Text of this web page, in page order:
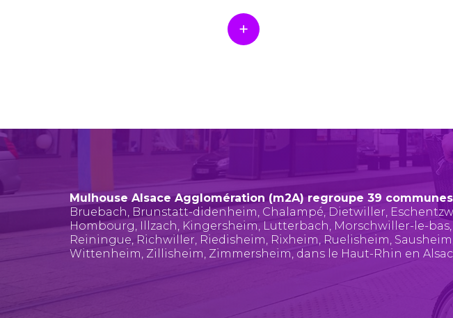
Mulhouse Alsace Agglomération (m2A) regroupe 39
Bruebach, Brunstatt-didenheim, Chalampé, Dietwiller,
Hombourg, Illzach, Kingersheim, Lutterbach, Morschwiller-le-bas
Reiningue, Richwiller, Riedisheim, Rixheim, Ruelisheim, Sausheim
Wittenheim, Zillisheim, Zimmersheim, dans le Haut-Rhin en